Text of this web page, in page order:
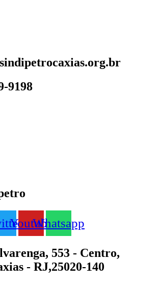
9198
YoutubeWhatsapp
553 - Centro,
- RJ,25020-140